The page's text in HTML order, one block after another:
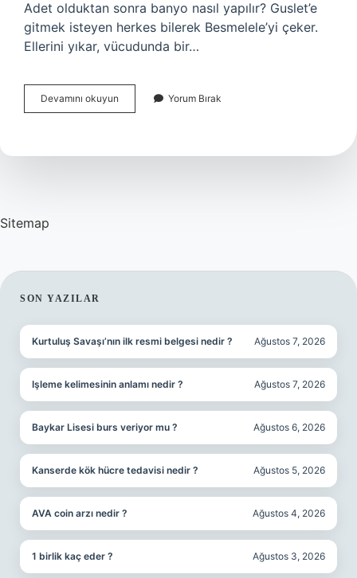
Adet olduktan sonra banyo nasıl yapılır? Guslet’e
gitmek isteyen herkes bilerek Besmelele’yi çeker.
Ellerini yıkar, vücudunda bir…
Devamını okuyun
4
Yapılır
Yorum Bırak
Sitemap
SIDEBAR
SON YAZILAR
Kurtuluş Savaşı’nın ilk resmi belgesi nedir ? Ağustos 7, 2026
Işleme kelimesinin anlamı nedir ? Ağustos 7, 2026
Baykar Lisesi burs veriyor mu ? Ağustos 6, 2026
Kanserde kök hücre tedavisi nedir ? Ağustos 5, 2026
AVA coin arzı nedir ? Ağustos 4, 2026
1 birlik kaç eder ? Ağustos 3, 2026